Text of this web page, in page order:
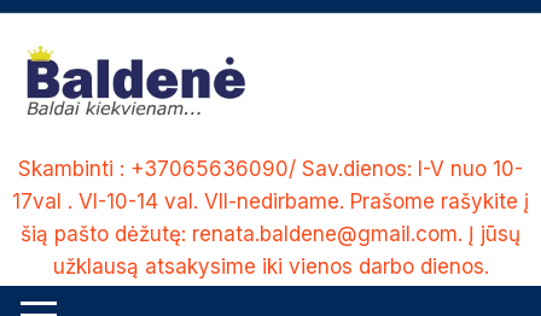
Skip
content
Skambinti : +37065636090/ Sav.dienos: I-V nuo 10-
17val . VI-10-14 val. VII-nedirbame. Prašome rašykite į
šią pašto dėžutę: renata.baldene@gmail.com. Į jūsų
užklausą atsakysime iki vienos darbo dienos.